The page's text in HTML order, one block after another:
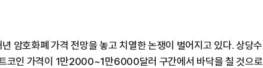
암호화폐 가격 전망을 놓고 치열한 논쟁이 벌어지고 있다. 상당수
코인 가격이 1만2000~1만6000달러 구간에서 바닥을 칠 것으로